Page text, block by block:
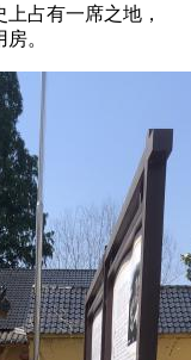
占有一席之地，
。